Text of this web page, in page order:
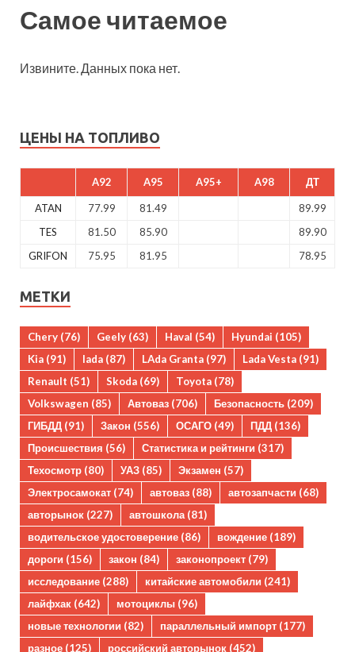
Самое читаемое
Извините. Данных пока нет.
ЦЕНЫ НА ТОПЛИВО
A92 A95 A95+ A98 ДТ
ATAN 77.99 81.49
89.99
TES
81.50 85.90
89.90
GRIFON
75.95 81.95 78.95
МЕТКИ
Chery (76) Geely (63) Haval (54) Hyundai (105)
Kia (91) lada (87) LAda Granta (97) Lada Vesta (91)
Renault (51) Skoda (69) Toyota (78)
Volkswagen (85) Автоваз (706) Безопасность (209)
ГИБДД (91) Закон (556) ОСАГО (49) ПДД (136)
Происшествия (56) Статистика и рейтинги (317)
Техосмотр (80) УАЗ (85) Экзамен (57)
Электросамокат (74) автоваз (88) автозапчасти (68)
авторынок (227) автошкола (81)
водительское удостоверение (86) вождение (189)
дороги (156) закон (84) законопроект (79)
исследование (288) китайские автомобили (241)
лайфхак (642) мотоциклы (96)
новые технологии (82) параллельный импорт (177)
разное (125) российский авторынок (452)